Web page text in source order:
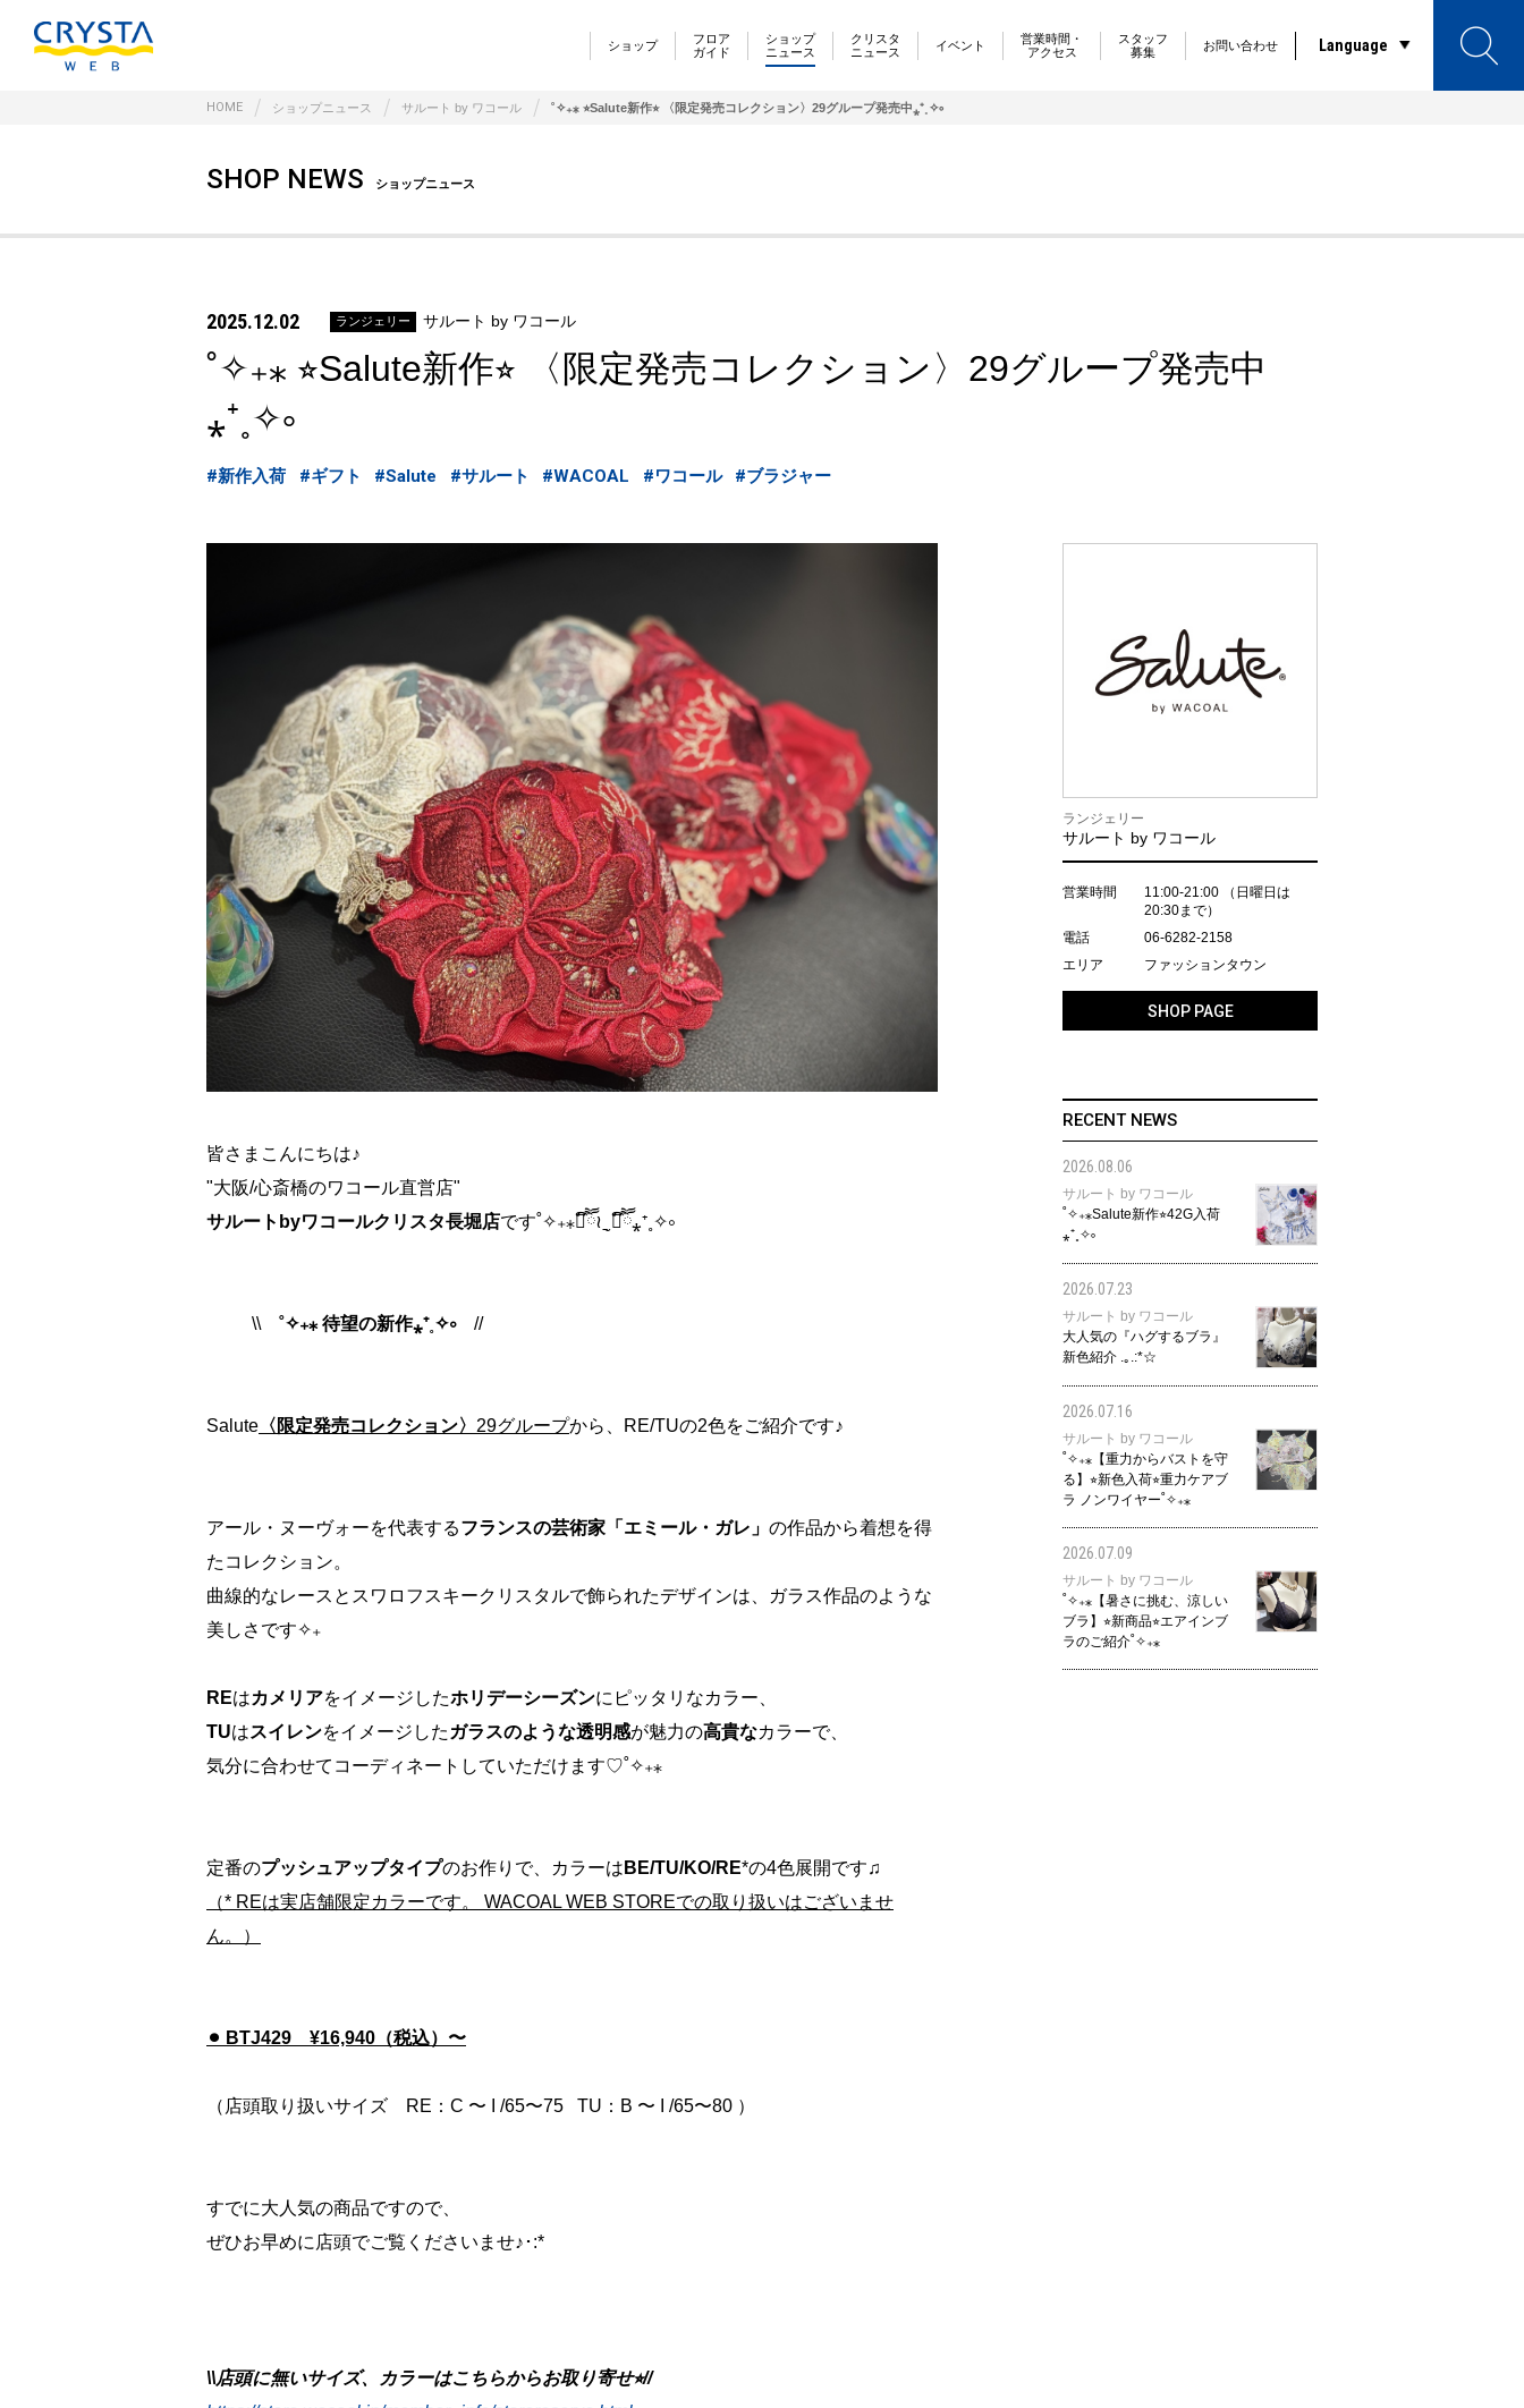
ショップ
フロア
ガイド
ショップ
ニュース
クリスタ
ニュース
イベント
営業時間・
アクセス
スタッフ
募集
お問い合わせ Language
HOME ショップニュース サルート by ワコール ˚✧₊⁎ ⭐︎Salute新作⭐︎ 〈限定発売コレクション〉29グループ発売中⁎⁺˳✧༚
SHOP NEWS ショップニュース
2025.12.02 ランジェリー サルート by ワコール
˚✧₊⁎ ⭐︎Salute新作⭐︎ 〈限定発売コレクション〉29グループ発売中
⁎⁺˳✧༚
#新作入荷 #ギフト #Salute #サルート #WACOAL #ワコール #ブラジャー
皆さまこんにちは♪
"大阪/心斎橋のワコール直営店"
サルートbyワコールクリスタ長堀店です˚✧₊⁎❝᷀ົཽ≀ˍ̮ ❝᷀ົཽ⁎⁺˳✧༚
\\ ˚✧₊⁎ 待望の新作⁎⁺˳✧༚ //
Salute 〈限定発売コレクション〉 29グループから、RE/TUの2色をご紹介です♪
アール・ヌーヴォーを代表するフランスの芸術家「エミール・ガレ」 の作品から着想を得
たコレクション。
曲線的なレースとスワロフスキークリスタルで飾られたデザインは、ガラス作品のような
美しさです✧₊
REはカメリアをイメージしたホリデーシーズンにピッタリなカラー、
TUはスイレンをイメージした ガラスのような透明感が魅力の高貴なカラーで、
気分に合わせてコーディネートしていただけます♡˚✧₊⁎
定番のプッシュアップタイプのお作りで、カラーは BE/TU/KO/RE*の4色展開です♫
（* REは実店舗限定カラーです。 WACOAL WEB STOREでの取り扱いはございませ
ん。）
⚫︎ BTJ429 ¥16,940（税込）〜
（店頭取り扱いサイズ RE：C 〜 I /65〜75 TU：B 〜 I /65〜80 ）
すでに大人気の商品ですので、
ぜひお早めに店頭でご覧くださいませ♪･:*
\\店頭に無いサイズ、カラーはこちらからお取り寄せ⭐︎//
ランジェリー
サルート by ワコール
営業時間 11:00-21:00
（日曜日は
20:30まで）
電話
06-6282-2158
エリア
ファッションタウン
SHOP PAGE
RECENT NEWS
2026.08.06
サルート by ワコール
˚✧₊⁎Salute新作⭐︎42G入荷
⁎⁺˳✧༚
2026.07.23
サルート by ワコール
大人気の『ハグするブラ』
新色紹介 .｡.:*☆
2026.07.16
サルート by ワコール
˚✧₊⁎【重力からバストを守
る】⭐︎新色入荷⭐︎重力ケアブ
ラ ノンワイヤー˚✧₊⁎
2026.07.09
サルート by ワコール
˚✧₊⁎【暑さに挑む、涼しい
ブラ】⭐︎新商品⭐︎エアインブ
ラのご紹介˚✧₊⁎